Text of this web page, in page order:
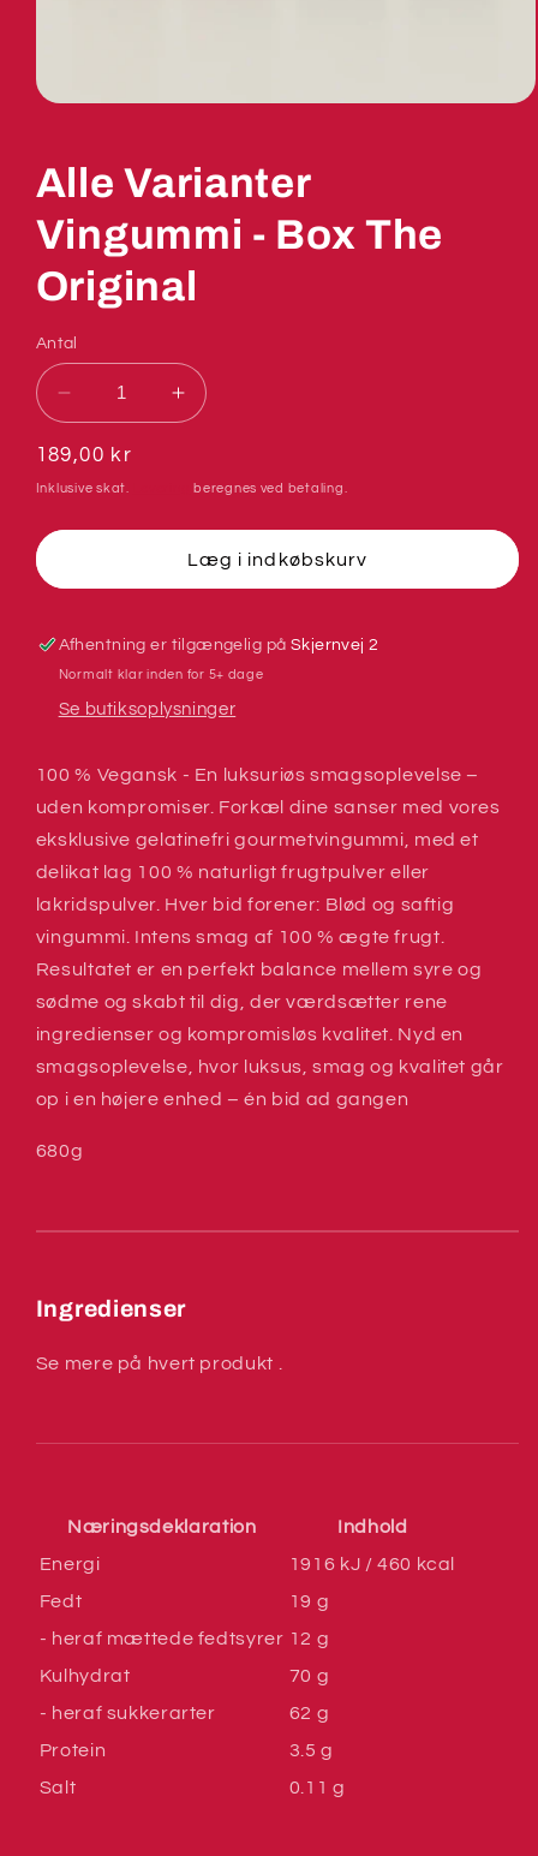
Alle Varianter
Vingummi - Box The
Original
Antal
Reducer
antallet
for
Alle
Vingummi
Box
Original
Øg
antallet
Alle
Vingummi
Box
Original
Normalpris
189,00 kr
Inklusive skat. beregnes ved betaling.
Læg i indkøbskurv
Afhentning er tilgængelig på Skjernvej 2
Normalt klar inden for 5+ dage
Se butiksoplysninger
100 % Vegansk - En luksuriøs smagsoplevelse –
uden kompromiser. Forkæl dine sanser med vores
eksklusive gelatinefri gourmetvingummi, med et
delikat lag 100 % naturligt frugtpulver eller
lakridspulver. Hver bid forener: Blød og saftig
vingummi. Intens smag af 100 % ægte frugt.
Resultatet er en perfekt balance mellem syre og
sødme og skabt til dig, der værdsætter rene
ingredienser og kompromisløs kvalitet. Nyd en
smagsoplevelse, hvor luksus, smag og kvalitet går
op i en højere enhed – én bid ad gangen
680g
Ingredienser
Se mere på hvert produkt .
Næringsdeklaration
Indhold
Energi
1916 kJ / 460 kcal
Fedt
19 g
- heraf mættede fedtsyrer 12 g
Kulhydrat
70 g
- heraf sukkerarter
62 g
Protein
3.5 g
Salt
0.11 g